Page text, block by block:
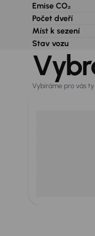
Emise CO₂
Počet dveří
Míst k sezení
Stav vozu
Vybíráme pro vás ty